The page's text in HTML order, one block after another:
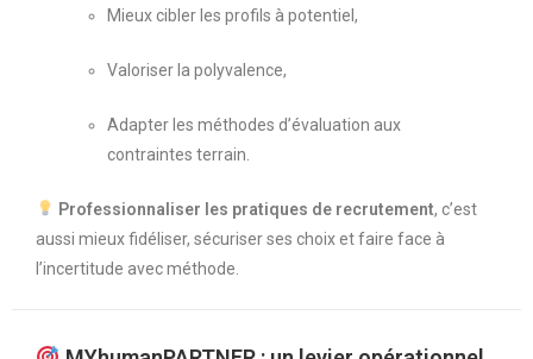
Mieux cibler les profils à potentiel,
Valoriser la polyvalence,
Adapter les méthodes d’évaluation aux
contraintes terrain.
Professionnaliser les pratiques de recrutement, c’est
aussi mieux fidéliser, sécuriser ses choix et faire face à
l’incertitude avec méthode.